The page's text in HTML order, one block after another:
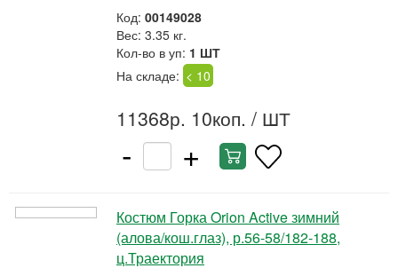
Код: 00149028
Вес: 3.35 кг.
Кол-во в уп: 1 ШТ
На складе: < 10
11368р. 10коп. / ШТ
- +
Костюм Горка Orion Active зимний
(алова/кош.глаз), р.56-58/182-188,
ц.Траектория